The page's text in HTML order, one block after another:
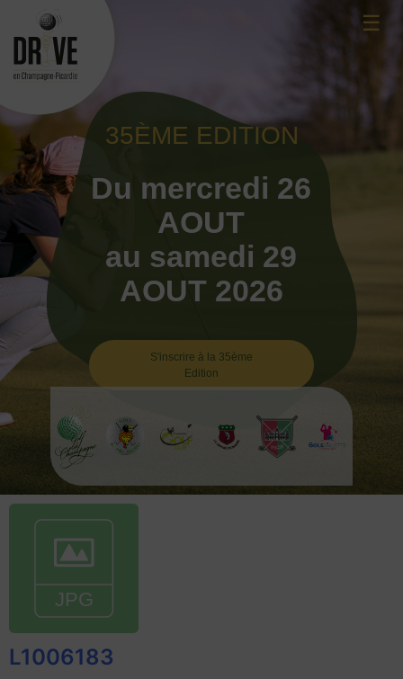
content
☰
35ÈME EDITION
Du mercredi 26
AOUT
au samedi 29
AOUT 2026
S'inscrire à la 35ème
Edition
L1006183